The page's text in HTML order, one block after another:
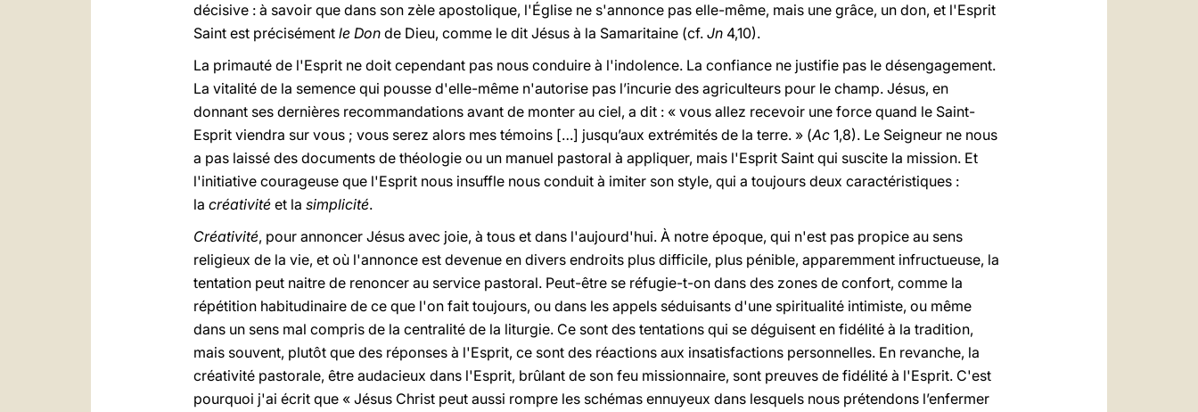
décisive : à savoir que dans son zèle apostolique, l'Église ne s'annonce pas elle-même, mais une grâce, un don, et l'Esprit
Saint est précisément le Don de Dieu, comme le dit Jésus à la Samaritaine (cf. Jn 4,10).
La primauté de l'Esprit ne doit cependant pas nous conduire à l'indolence. La confiance ne justifie pas le désengagement.
La vitalité de la semence qui pousse d'elle-même n'autorise pas l’incurie des agriculteurs pour le champ. Jésus, en
donnant ses dernières recommandations avant de monter au ciel, a dit : « vous allez recevoir une force quand le Saint-
Esprit viendra sur vous ; vous serez alors mes témoins […] jusqu’aux extrémités de la terre. » (Ac 1,8). Le Seigneur ne nous
a pas laissé des documents de théologie ou un manuel pastoral à appliquer, mais l'Esprit Saint qui suscite la mission. Et
l'initiative courageuse que l'Esprit nous insuffle nous conduit à imiter son style, qui a toujours deux caractéristiques :
la créativité et la simplicité.
Créativité, pour annoncer Jésus avec joie, à tous et dans l'aujourd'hui. À notre époque, qui n'est pas propice au sens
religieux de la vie, et où l'annonce est devenue en divers endroits plus difficile, plus pénible, apparemment infructueuse, la
tentation peut naitre de renoncer au service pastoral. Peut-être se réfugie-t-on dans des zones de confort, comme la
répétition habitudinaire de ce que l'on fait toujours, ou dans les appels séduisants d'une spiritualité intimiste, ou même
dans un sens mal compris de la centralité de la liturgie. Ce sont des tentations qui se déguisent en fidélité à la tradition,
mais souvent, plutôt que des réponses à l'Esprit, ce sont des réactions aux insatisfactions personnelles. En revanche, la
créativité pastorale, être audacieux dans l'Esprit, brûlant de son feu missionnaire, sont preuves de fidélité à l'Esprit. C'est
pourquoi j'ai écrit que « Jésus Christ peut aussi rompre les schémas ennuyeux dans lesquels nous prétendons l’enfermer